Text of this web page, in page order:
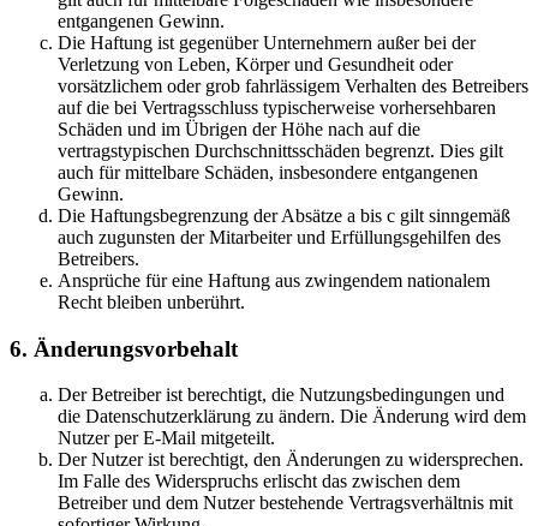
entgangenen Gewinn.
Die Haftung ist gegenüber Unternehmern außer bei der
Verletzung von Leben, Körper und Gesundheit oder
vorsätzlichem oder grob fahrlässigem Verhalten des Betreibers
auf die bei Vertragsschluss typischerweise vorhersehbaren
Schäden und im Übrigen der Höhe nach auf die
vertragstypischen Durchschnittsschäden begrenzt. Dies gilt
auch für mittelbare Schäden, insbesondere entgangenen
Gewinn.
Die Haftungsbegrenzung der Absätze a bis c gilt sinngemäß
auch zugunsten der Mitarbeiter und Erfüllungsgehilfen des
Betreibers.
Ansprüche für eine Haftung aus zwingendem nationalem
Recht bleiben unberührt.
6. Änderungsvorbehalt
Der Betreiber ist berechtigt, die Nutzungsbedingungen und
die Datenschutzerklärung zu ändern. Die Änderung wird dem
Nutzer per E-Mail mitgeteilt.
Der Nutzer ist berechtigt, den Änderungen zu widersprechen.
Im Falle des Widerspruchs erlischt das zwischen dem
Betreiber und dem Nutzer bestehende Vertragsverhältnis mit